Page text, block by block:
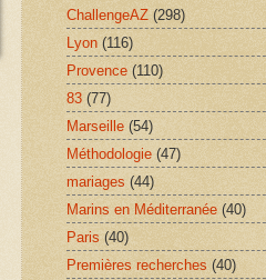
ChallengeAZ (298)
Lyon (116)
Provence (110)
83 (77)
Marseille (54)
Méthodologie (47)
mariages (44)
Marins en Méditerranée (40)
Paris (40)
Premières recherches (40)